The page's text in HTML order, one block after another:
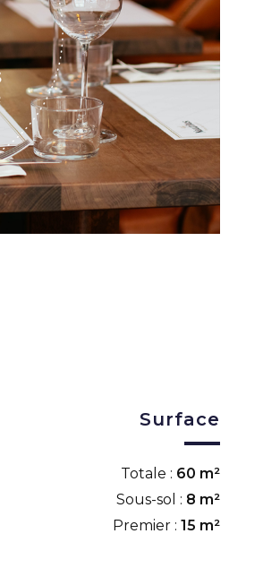
Surface
Totale : 60 m²
Sous-sol : 8 m²
Premier : 15 m²